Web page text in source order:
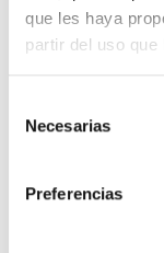
que les haya
partir del uso
Necesarias
Preferencias
esta creciente
hábitos de
desafíos
atención
apoyo